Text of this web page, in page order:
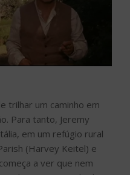
trilhar um caminho em
Para tanto, Jeremy
em um refúgio rural
(Harvey Keitel) e
a ver que nem